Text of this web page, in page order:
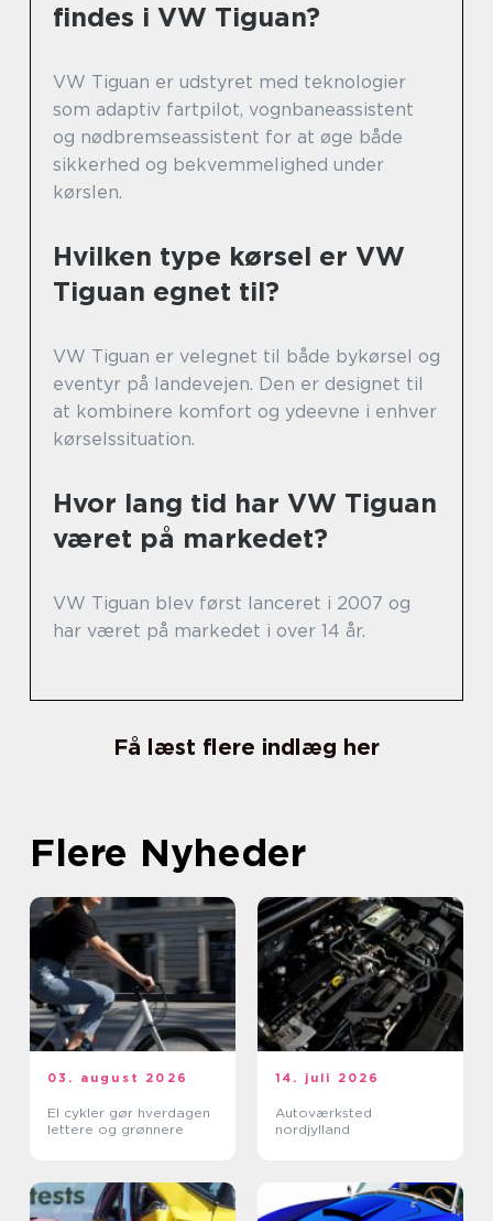
findes i VW Tiguan?
VW Tiguan er udstyret med teknologier
som adaptiv fartpilot, vognbaneassistent
og nødbremseassistent for at øge både
sikkerhed og bekvemmelighed under
kørslen.
Hvilken type kørsel er VW
Tiguan egnet til?
VW Tiguan er velegnet til både bykørsel og
eventyr på landevejen. Den er designet til
at kombinere komfort og ydeevne i enhver
kørselssituation.
Hvor lang tid har VW Tiguan
været på markedet?
VW Tiguan blev først lanceret i 2007 og
har været på markedet i over 14 år.
Få læst flere indlæg her
Flere Nyheder
03. august 2026
El cykler gør hverdagen
lettere og grønnere
14. juli 2026
Autoværksted
nordjylland